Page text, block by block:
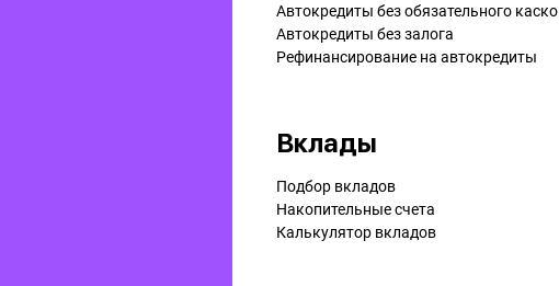
Автокредиты без обязательного каско
Автокредиты без залога
Рефинансирование на aвтокредиты
Вклады
Подбор вкладов
Накопительные счета
Калькулятор вкладов